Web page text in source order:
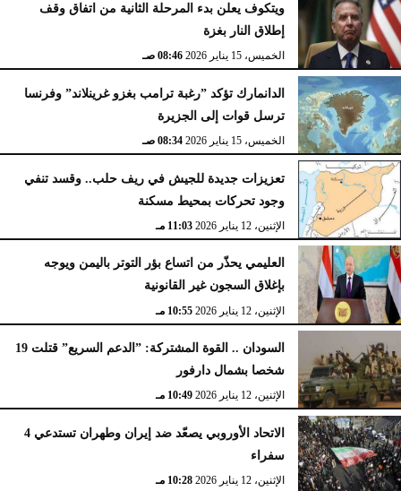
ويتكوف يعلن بدء المرحلة الثانية من اتفاق وقف
إطلاق النار بغزة
الخميس، 15 يناير 2026 08:46 صـ
الدانمارك تؤكد ”رغبة ترامب بغزو غرينلاند” وفرنسا
ترسل قوات إلى الجزيرة
الخميس، 15 يناير 2026 08:34 صـ
تعزيزات جديدة للجيش في ريف حلب.. وقسد تنفي
وجود تحركات بمحيط مسكنة
الإثنين، 12 يناير 2026 11:03 مـ
العليمي يحذّر من اتساع بؤر التوتر باليمن ويوجه
بإغلاق السجون غير القانونية
الإثنين، 12 يناير 2026 10:55 مـ
السودان .. القوة المشتركة: ”الدعم السريع” قتلت 19
شخصا بشمال دارفور
الإثنين، 12 يناير 2026 10:49 مـ
الاتحاد الأوروبي يصعّد ضد إيران وطهران تستدعي 4
سفراء
الإثنين، 12 يناير 2026 10:28 مـ